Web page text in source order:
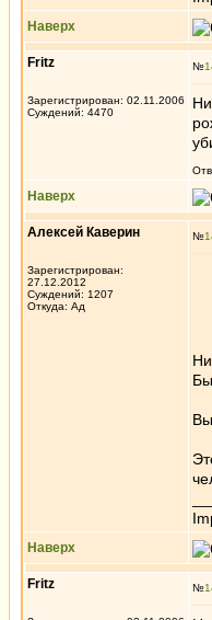
Наверх
Fritz
Зарегистрирован: 02.11.2006
Суждений: 4470
№
Наверх
Алексей Каверин
Зарегистрирован:
27.12.2012
Суждений: 1207
Откуда: Ад
№
Наверх
Fritz №